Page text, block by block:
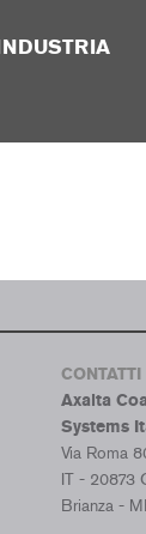
CONTATTI
Axalta
Systems
Via Roma
IT - 20873
Brianza -